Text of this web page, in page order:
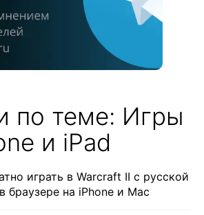
по теме: Игры
и iPad
играть в Warcraft II с русской
браузере на iPhone и Mac